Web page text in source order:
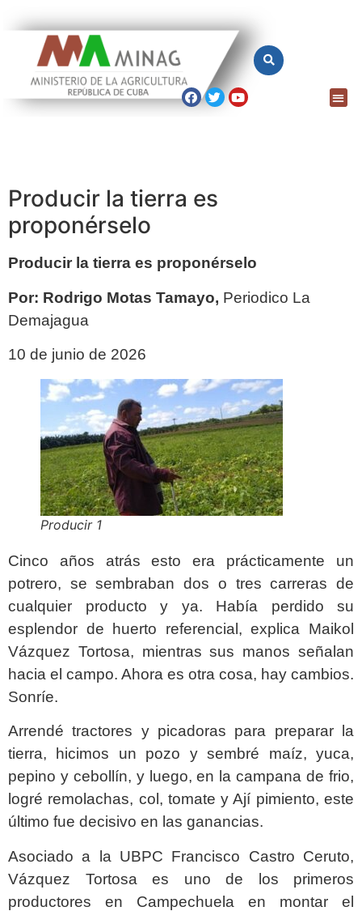
Producir la tierra es
proponérselo
Producir la tierra es proponérselo
Por: Rodrigo Motas Tamayo, Periodico La
Demajagua
10 de junio de 2026
Producir 1
Cinco años atrás esto era prácticamente un
potrero, se sembraban dos o tres carreras de
cualquier producto y ya. Había perdido su
esplendor de huerto referencial, explica Maikol
Vázquez Tortosa, mientras sus manos señalan
hacia el campo. Ahora es otra cosa, hay cambios.
Sonríe.
Arrendé tractores y picadoras para preparar la
tierra, hicimos un pozo y sembré maíz, yuca,
pepino y cebollín, y luego, en la campana de frio,
logré remolachas, col, tomate y Ají pimiento, este
último fue decisivo en las ganancias.
Asociado a la UBPC Francisco Castro Ceruto,
Vázquez Tortosa es uno de los primeros
productores en Campechuela en montar el